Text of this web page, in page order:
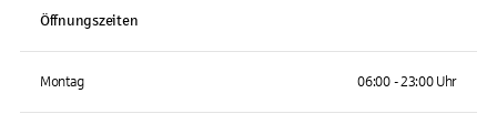
Öffnungszeiten
Montag 06:00 - 23:00 Uhr